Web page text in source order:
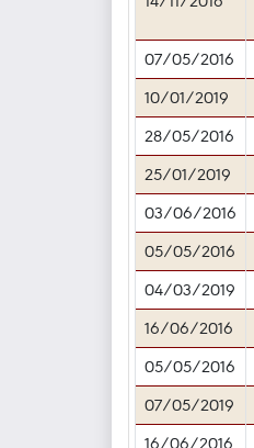
07/05/2016
10/01/2019
28/05/2016
25/01/2019
03/06/2016
05/05/2016
04/03/2019
16/06/2016
05/05/2016
07/05/2019
16/06/2016